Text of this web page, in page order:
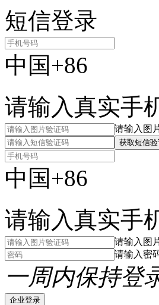
短信登录
中国+86
请输入真实手
请输入图
获取短信
中国+86
请输入真实手
请输入图
请输入密
一周内保持登
企业登录